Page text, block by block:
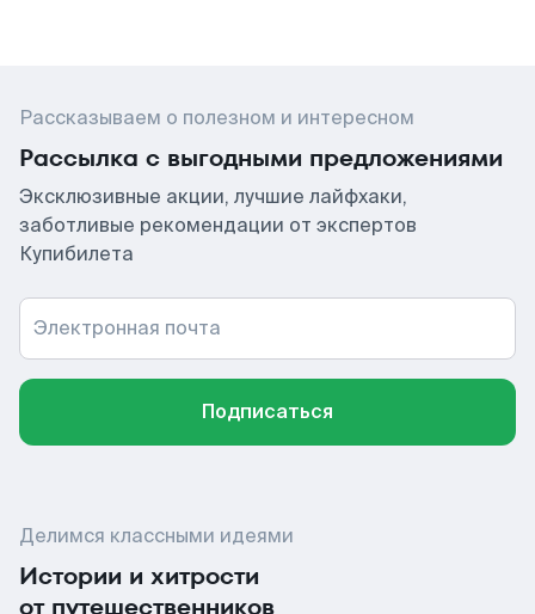
Рассказываем о полезном и интересном
Рассылка с выгодными предложениями
Эксклюзивные акции, лучшие лайфхаки,
заботливые рекомендации от экспертов
Купибилета
Электронная почта
Подписаться
Делимся классными идеями
Истории и хитрости
от путешественников